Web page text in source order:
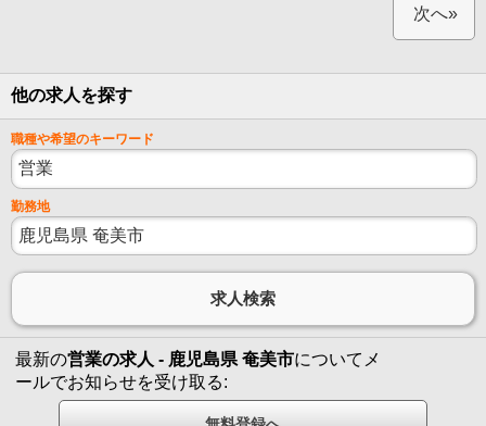
次へ»
他の求人を探す
職種や希望のキーワード
勤務地
最新の営業の求人 - 鹿児島県 奄美市についてメ
ールでお知らせを受け取る: